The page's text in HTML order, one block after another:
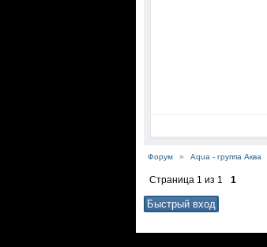
Форум » Aqua - группа Аква
Страница 1 из 1 1